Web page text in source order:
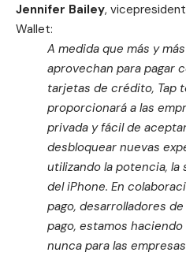
Jennifer Bailey,
Wallet:
A medida que más y
aprovechan para pagar
tarjetas de crédito, Tap
proporcionará a las
privada y fácil de
desbloquear nuevas
utilizando la potencia, la
del iPhone. En
pago, desarrolladores
pago, estamos
nunca para las